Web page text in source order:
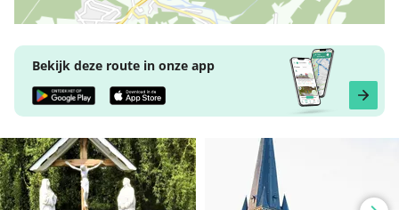
Bekijk deze route in onze app